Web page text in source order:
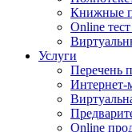
Книжные
Online
Услуги
Перечень
Интернет-
Online